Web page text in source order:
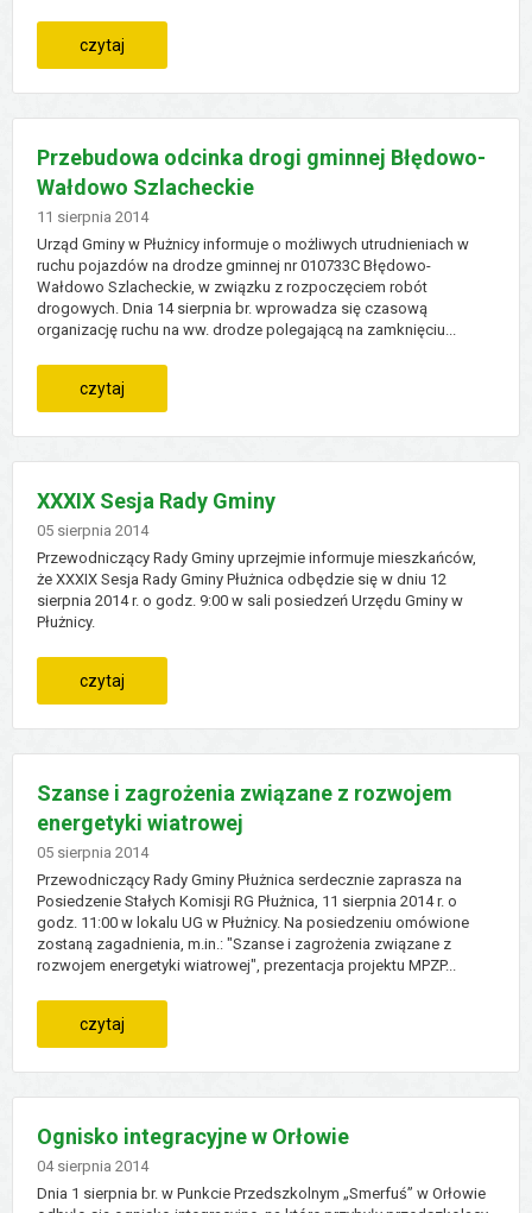
czytaj
nabór
na
trenera
Przebudowa odcinka drogi gminnej Błędowo-
Wałdowo Szlacheckie
Dodano
11 sierpnia 2014
Urząd Gminy w Płużnicy informuje o możliwych utrudnieniach w
ruchu pojazdów na drodze gminnej nr 010733C Błędowo-
Wałdowo Szlacheckie, w związku z rozpoczęciem robót
drogowych. Dnia 14 sierpnia br. wprowadza się czasową
organizację ruchu na ww. drodze polegającą na zamknięciu...
czytaj
przebudowa
drogi
gminnej
XXXIX Sesja Rady Gminy
Dodano
05 sierpnia 2014
Przewodniczący Rady Gminy uprzejmie informuje mieszkańców,
że XXXIX Sesja Rady Gminy Płużnica odbędzie się w dniu 12
sierpnia 2014 r. o godz. 9:00 w sali posiedzeń Urzędu Gminy w
Płużnicy.
czytaj
xxxix
rady
Szanse i zagrożenia związane z rozwojem
energetyki wiatrowej
Dodano
05 sierpnia 2014
Przewodniczący Rady Gminy Płużnica serdecznie zaprasza na
Posiedzenie Stałych Komisji RG Płużnica, 11 sierpnia 2014 r. o
godz. 11:00 w lokalu UG w Płużnicy. Na posiedzeniu omówione
zostaną zagadnienia, m.in.: "Szanse i zagrożenia związane z
rozwojem energetyki wiatrowej", prezentacja projektu MPZP...
czytaj
szanse
zagrożenia
Ognisko integracyjne w Orłowie
Dodano
04 sierpnia 2014
Dnia 1 sierpnia br. w Punkcie Przedszkolnym „Smerfuś” w Orłowie